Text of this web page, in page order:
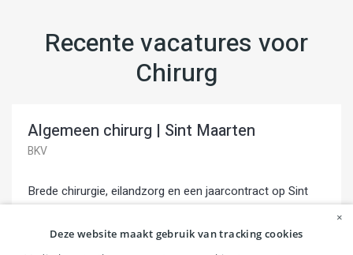
Recente vacatures voor
Chirurg
Algemeen chirurg | Sint Maarten
BKV
Brede chirurgie, eilandzorg en een jaarcontract op Sint
vakinhoud én een tijdelijk leven in...
Deze website maakt gebruik van tracking cookies
×